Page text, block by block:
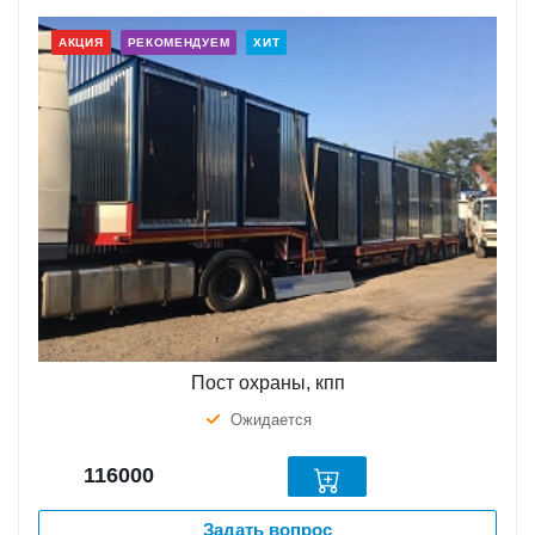
АКЦИЯ РЕКОМЕНДУЕМ ХИТ
Пост охраны, кпп
Ожидается
116000
Задать вопрос